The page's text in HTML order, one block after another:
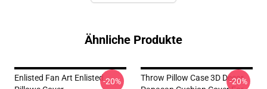
Ähnliche Produkte
Enlisted Fan Art Enlisted-20%
Throw Pillow Case 3D Decor
-20%